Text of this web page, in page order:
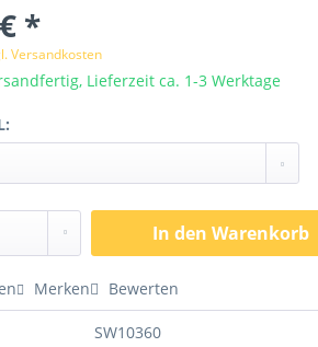
*
Versandkosten
Lieferzeit ca. 1-3 Werktage
In den Warenkorb
Merken Bewerten
SW10360